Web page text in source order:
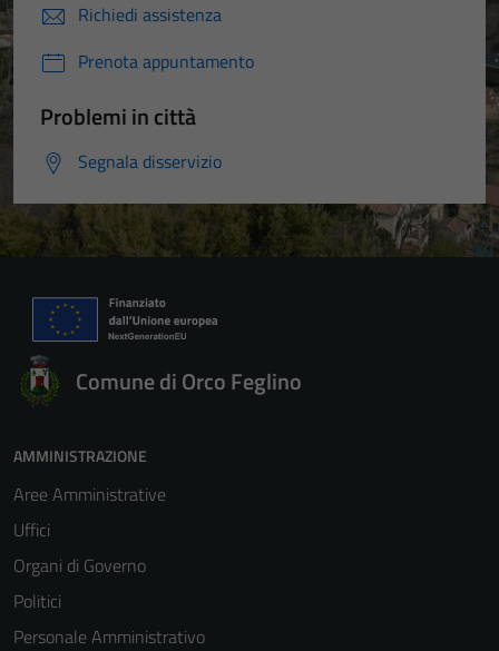
Richiedi assistenza
Prenota appuntamento
Problemi in città
Segnala disservizio
Comune di Orco Feglino
AMMINISTRAZIONE
Aree Amministrative
Uffici
Organi di Governo
Politici
Personale Amministrativo